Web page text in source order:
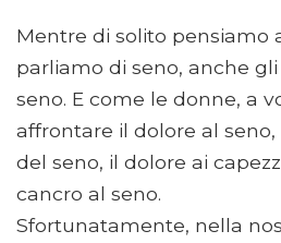
Mentre di solito pensiamo
parliamo di seno, anche
seno. E come le donne, a
affrontare il dolore al
del seno, il dolore ai
cancro al seno.
Sfortunatamente, nella